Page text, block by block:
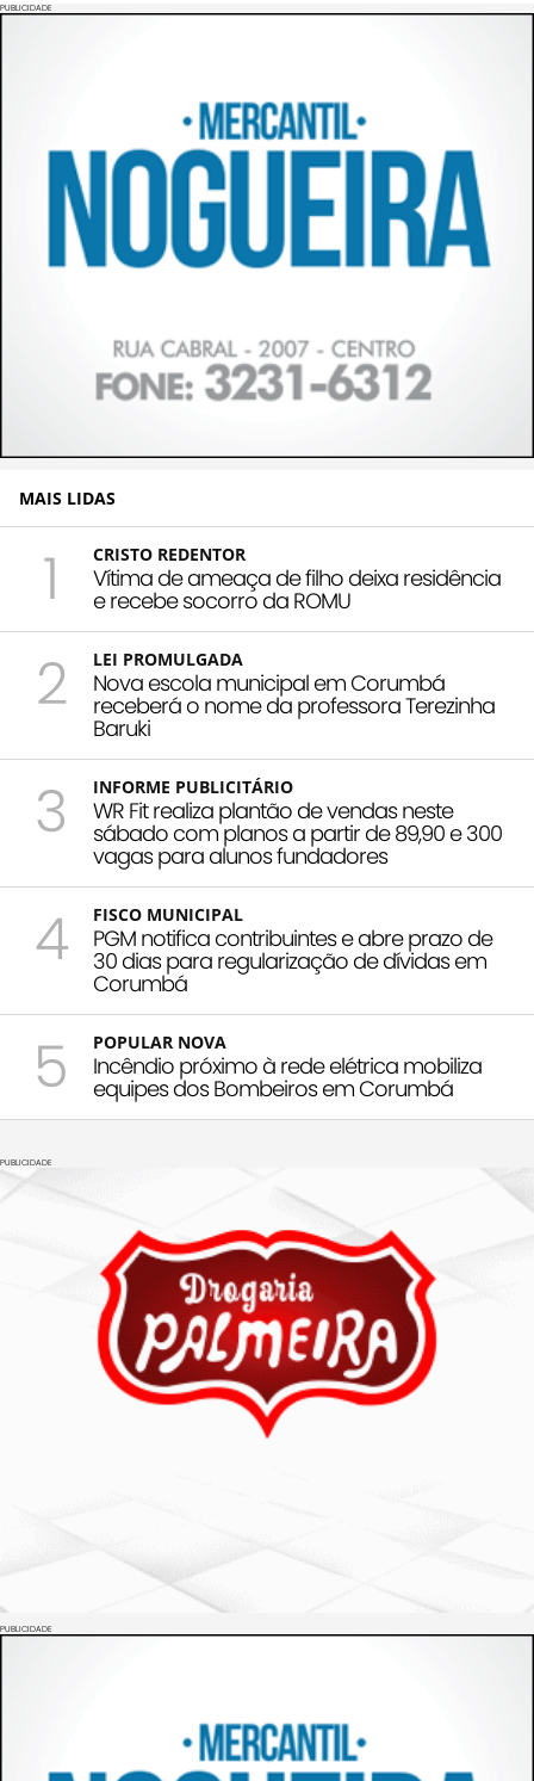
PUBLICIDADE
MAIS LIDAS
1 CRISTO REDENTOR
Vítima de ameaça de filho deixa residência
e recebe socorro da ROMU
2 LEI PROMULGADA
Nova escola municipal em Corumbá
receberá o nome da professora Terezinha
Baruki
3 INFORME PUBLICITÁRIO
WR Fit realiza plantão de vendas neste
sábado com planos a partir de 89,90 e 300
vagas para alunos fundadores
4 FISCO MUNICIPAL
PGM notifica contribuintes e abre prazo de
30 dias para regularização de dívidas em
Corumbá
5 POPULAR NOVA
Incêndio próximo à rede elétrica mobiliza
equipes dos Bombeiros em Corumbá
PUBLICIDADE
PUBLICIDADE